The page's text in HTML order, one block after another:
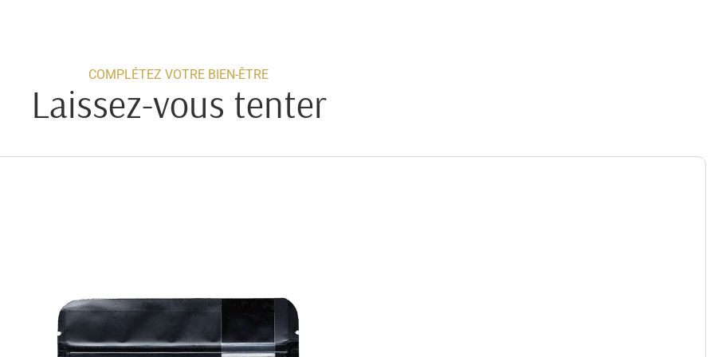
COMPLÉTEZ VOTRE BIEN-ÊTRE
Laissez-vous tenter